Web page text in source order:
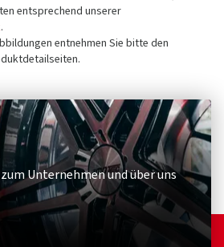
(kein
www.continental-
Länge 185 mm
entsprechend unserer
.
entnehmen Sie bitte den
Unternehmen und über uns